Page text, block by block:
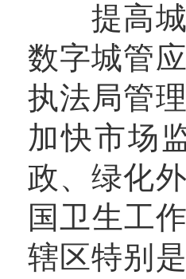
提高城
数字城管
执法局管
加快市场
政、绿化
国卫生工
辖区特别